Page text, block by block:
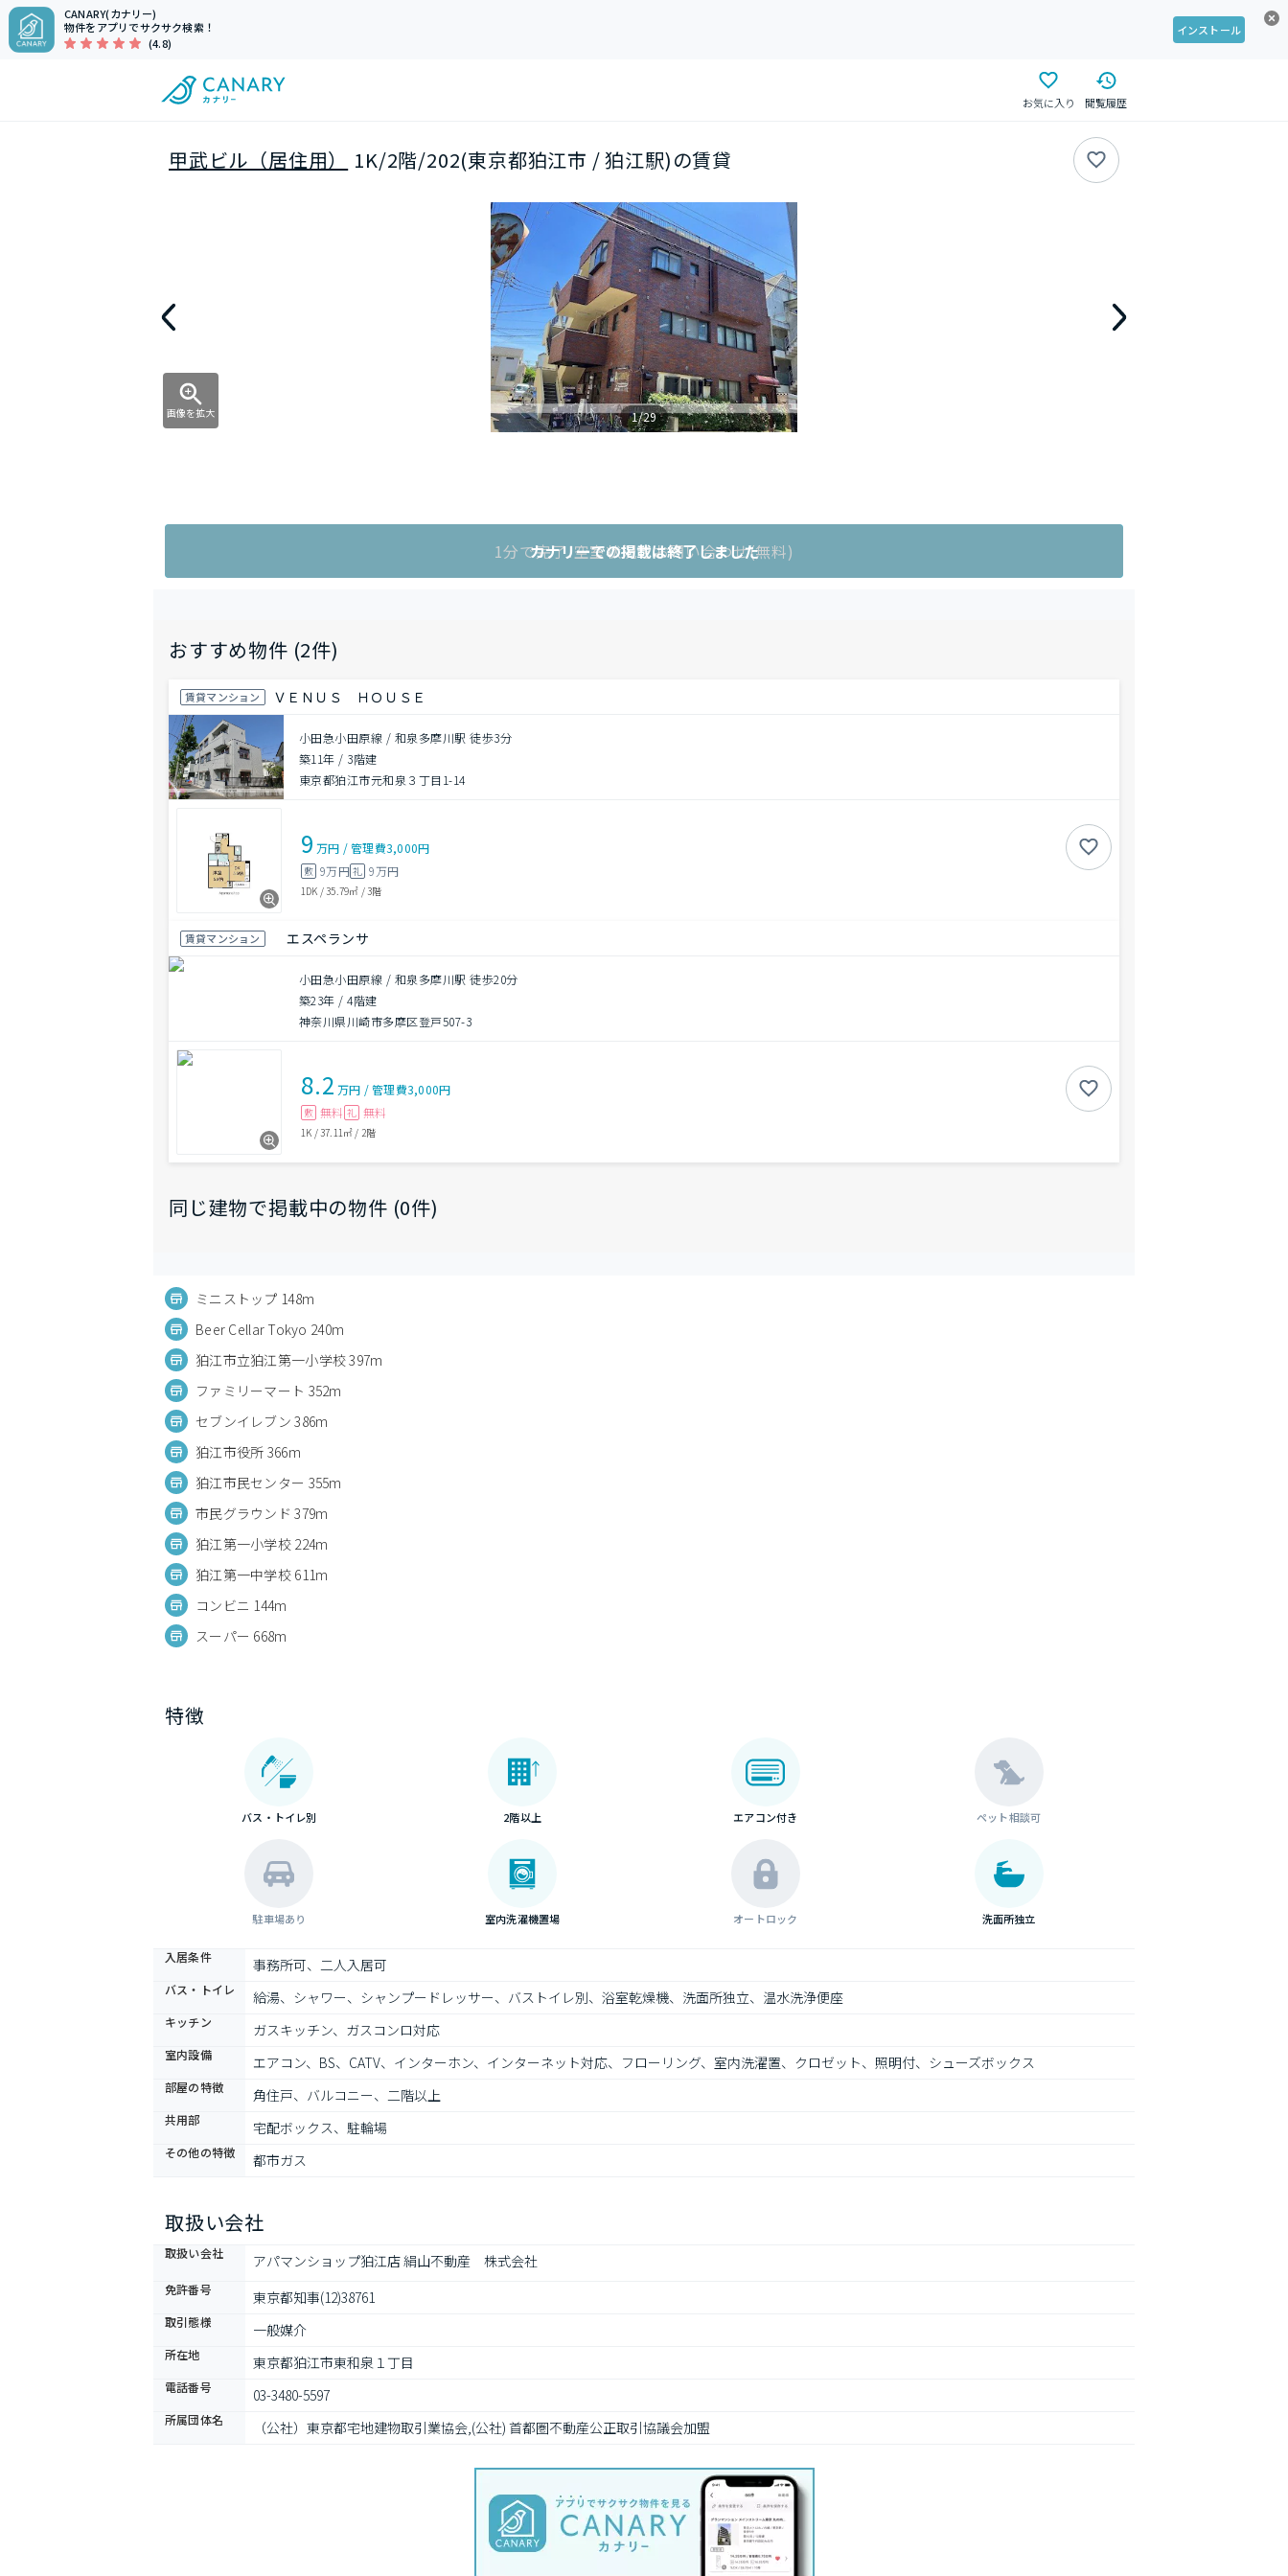
CANARY(カナリー)
物件をアプリでサクサク検索！
(4.8)
インストール
お気に入り 閲覧履歴
甲武ビル（居住用） 1K/2階/202(東京都狛江市 / 狛江駅)の賃貸
画像を拡大 1/29
1分で完了!空室状況をお問い合わせ(無料)
カナリーでの掲載は終了しました
おすすめ物件 (2件)
賃貸マンション ＶＥＮＵＳ ＨＯＵＳＥ
小田急小田原線 / 和泉多摩川駅 徒歩3分
築11年 / 3階建
東京都狛江市元和泉３丁目1-14
9 万円 /管理費3,000円
敷 9万円礼 9万円
1DK /35.79㎡ /3階
賃貸マンション エスペランサ
小田急小田原線 / 和泉多摩川駅 徒歩20分
築23年 /4階建
神奈川県川崎市多摩区登戸507-3
8.2 万円 /管理費3,000円
敷 無料 礼 無料
1K /37.11㎡ / 2階
同じ建物で掲載中の物件 (0件)
ミニストップ 148m
Beer Cellar Tokyo 240m
狛江市立狛江第一小学校 397m
ファミリーマート 352m
セブンイレブン 386m
狛江市役所 366m
狛江市民センター 355m
市民グラウンド 379m
狛江第一小学校 224m
狛江第一中学校 611m
コンビニ 144m
スーパー 668m
特徴
バス・トイレ別 2階以上 エアコン付き ペット相談可
駐車場あり 室内洗濯機置場 オートロック 洗面所独立
入居条件 事務所可、二人入居可
バス・トイレ 給湯、シャワー、シャンプードレッサー、バストイレ別、浴室乾燥機、洗面所独立、温水洗浄便座
キッチン ガスキッチン、ガスコンロ対応
室内設備 エアコン、BS、CATV、インターホン、インターネット対応、フローリング、室内洗濯置、クロゼット、照明付、シューズボックス
部屋の特徴 角住戸、バルコニー、二階以上
共用部 宅配ボックス、駐輪場
その他の特徴 都市ガス
取扱い会社
取扱い会社 アパマンショップ狛江店 絹山不動産　株式会社
免許番号 東京都知事(12)38761
取引態様 一般媒介
所在地 東京都狛江市東和泉１丁目
電話番号 03-3480-5597
所属団体名 （公社）東京都宅地建物取引業協会,(公社) 首都圏不動産公正取引協議会加盟